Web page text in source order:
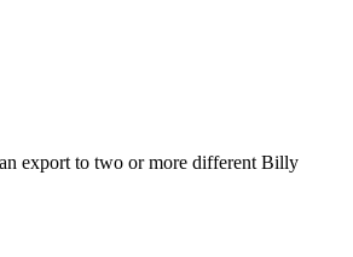
export to two or more different Billy